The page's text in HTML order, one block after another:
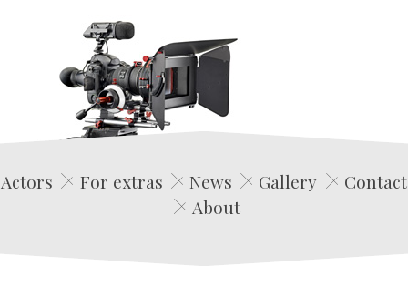
Edwin Film Agencja Aktorska
Actors For extras News Gallery
Contact
About